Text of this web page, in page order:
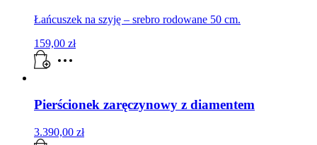
Łańcuszek na szyję – srebro rodowane 50 cm.
159,00 zł
Pierścionek zaręczynowy z diamentem
3.390,00 zł